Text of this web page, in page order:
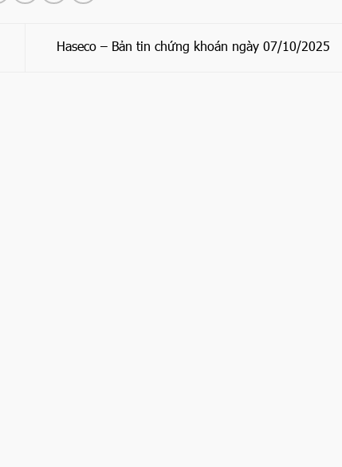
Haseco – Bản tin chứng khoán ngày 07/10/2025